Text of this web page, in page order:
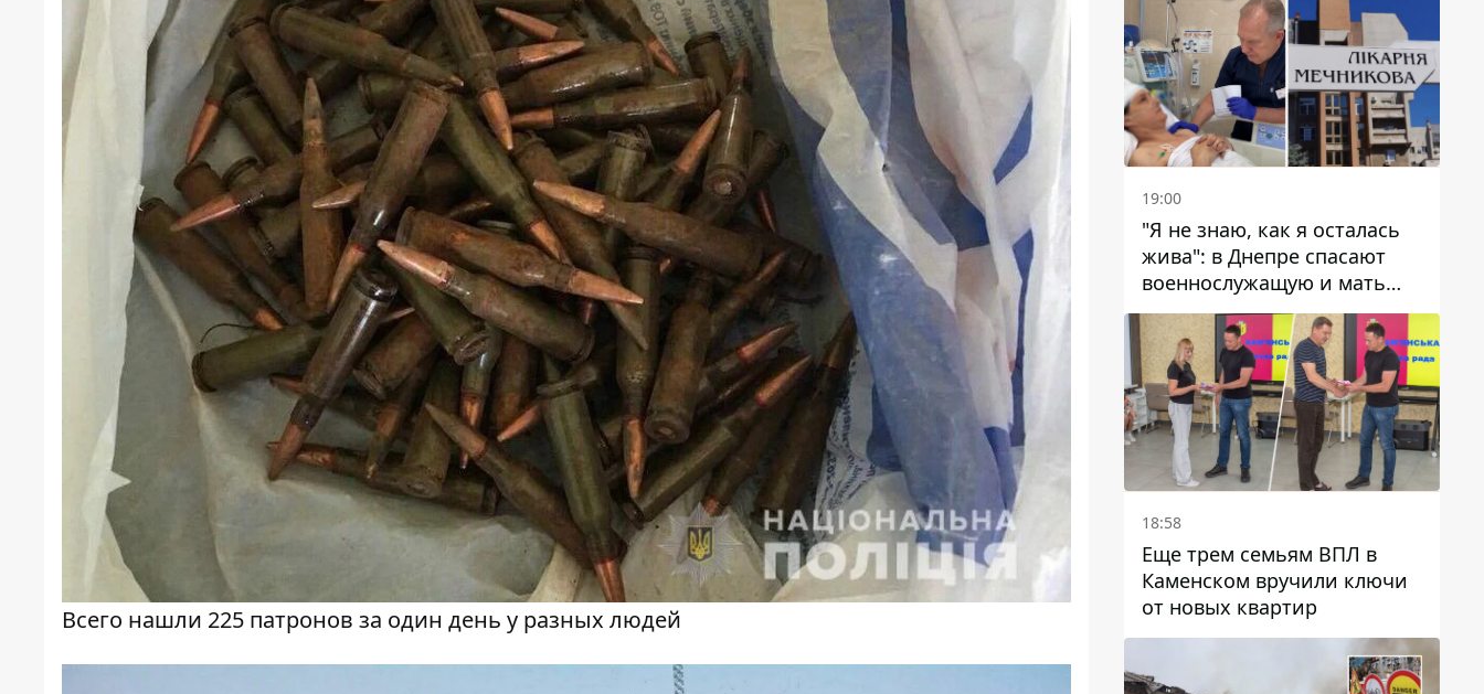
Всего нашли 225 патронов за один день у разных людей
19:00
"Я не знаю, как я осталась
жива": в Днепре спасают
военнослужащую и мать
четверых детей, которую
ранил КАБ
18:58
Еще трем семьям ВПЛ в
Каменском вручили ключи
от новых квартир